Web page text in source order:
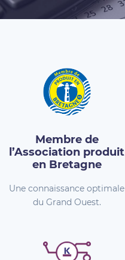
Membre de
l’Association produit
en Bretagne
Une connaissance optimale
du Grand Ouest.